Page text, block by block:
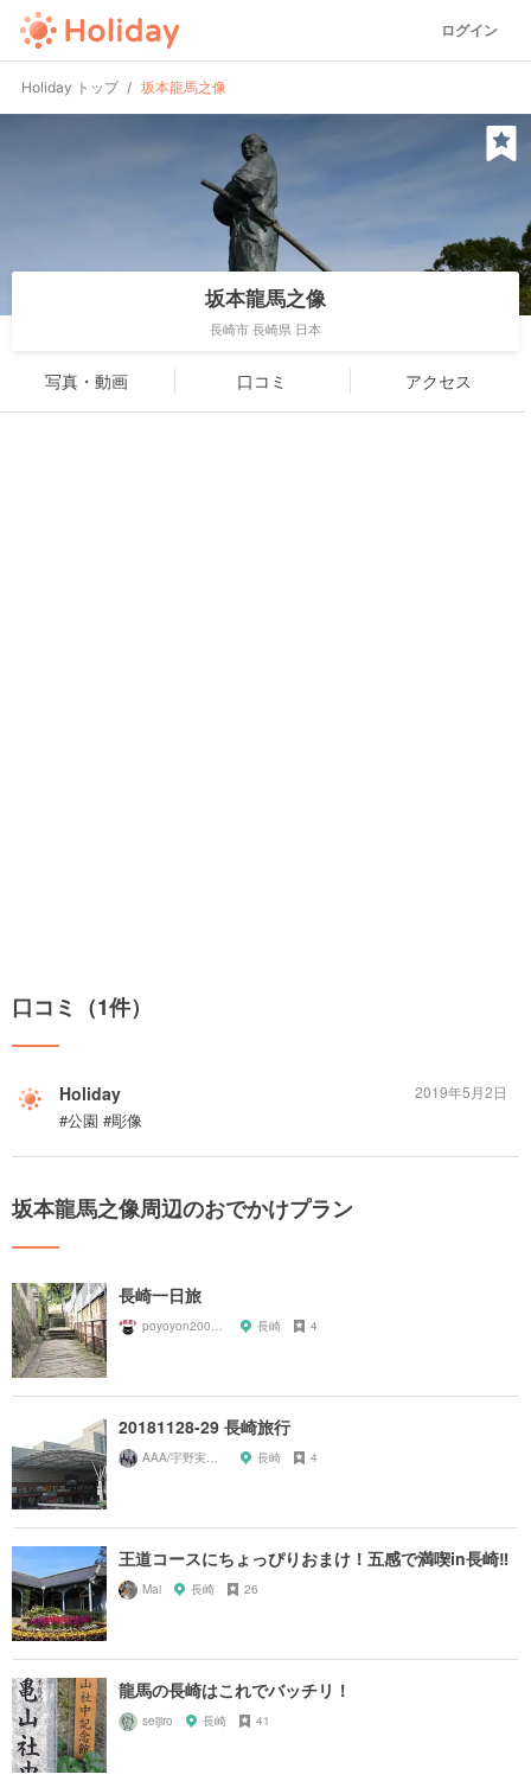
ログイン
Holiday トップ 坂本龍馬之像
坂本龍馬之像
長崎市 長崎県 日本
写真・動画 口コミ アクセス
口コミ（1件）
Holiday
#公園 #彫像
2019年5月2日
坂本龍馬之像周辺のおでかけプラン
長崎一日旅
長崎 4
20181128-29 長崎旅行
長崎 4
王道コースにちょっぴりおまけ！五感で満喫in長崎‼︎
Mai 長崎 26
龍馬の長崎はこれでバッチリ！
seijiro 長崎 41